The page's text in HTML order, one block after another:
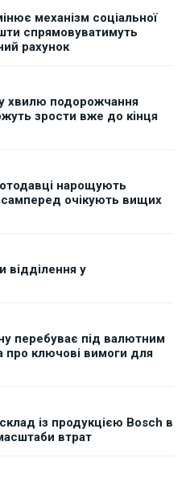
механізм соціальної
спрямовуватимуть
рахунок
хвилю подорожчання
зрости вже до кінця
нарощують
очікують вищих
відділення у
перебуває під валютним
ключові вимоги для
із продукцією Bosch в
втрат